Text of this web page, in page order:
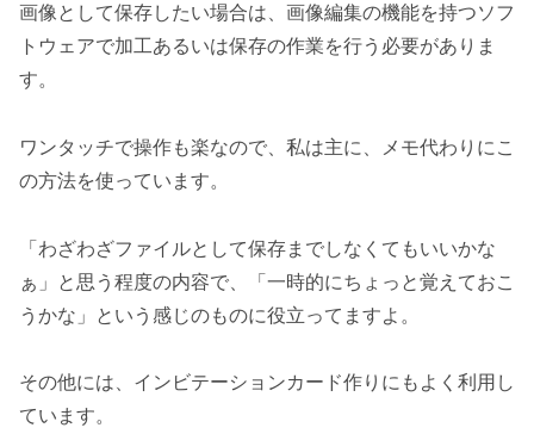
画像として保存したい場合は、画像編集の機能を持つソフ
トウェアで加工あるいは保存の作業を行う必要がありま
す。
ワンタッチで操作も楽なので、私は主に、メモ代わりにこ
の方法を使っています。
「わざわざファイルとして保存までしなくてもいいかな
ぁ」と思う程度の内容で、「一時的にちょっと覚えておこ
うかな」という感じのものに役立ってますよ。
その他には、インビテーションカード作りにもよく利用し
ています。